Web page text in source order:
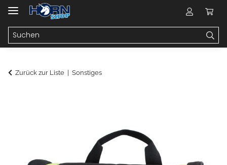
Zurück zur Liste Sonstiges